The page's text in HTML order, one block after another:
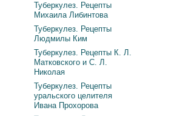
Туберкулез. Рецепты
Михаила Либинтова
Туберкулез. Рецепты
Людмилы Ким
Туберкулез. Рецепты К. Л.
Матковского и С. Л.
Николая
Туберкулез. Рецепты
уральского целителя
Ивана Прохорова